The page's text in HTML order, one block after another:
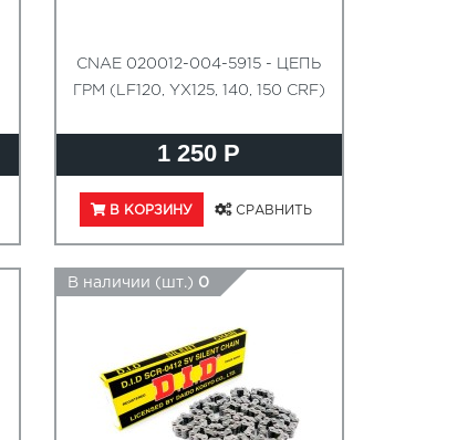
CNAE 020012-004-5915 - ЦЕПЬ
ГРМ (LF120, YX125, 140, 150 CRF)
1 250 Р
В КОРЗИНУ СРАВНИТЬ
В наличии (шт.) 0